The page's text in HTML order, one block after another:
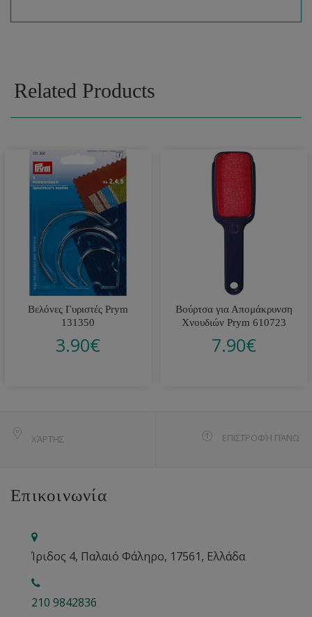
Related Products
Βελόνες Γυριστές Prym
131350
3.90€
Βούρτσα για Απομάκρυνση
Χνουδιών Prym 610723
7.90€
ΧΆΡΤΗΣ ΕΠΙΣΤΡΟΦΉ ΠΆΝΩ
Επικοινωνία
Ίριδος 4, Παλαιό Φάληρο, 17561, Ελλάδα
210 9842836